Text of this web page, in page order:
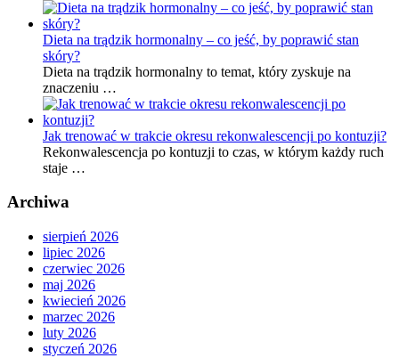
Dieta na trądzik hormonalny – co jeść, by poprawić stan
skóry?
Dieta na trądzik hormonalny to temat, który zyskuje na
znaczeniu …
Jak trenować w trakcie okresu rekonwalescencji po kontuzji?
Rekonwalescencja po kontuzji to czas, w którym każdy ruch
staje …
Archiwa
sierpień 2026
lipiec 2026
czerwiec 2026
maj 2026
kwiecień 2026
marzec 2026
luty 2026
styczeń 2026